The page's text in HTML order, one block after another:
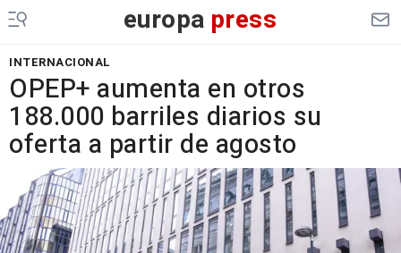
europa press
INTERNACIONAL
OPEP+ aumenta en otros
188.000 barriles diarios su
oferta a partir de agosto